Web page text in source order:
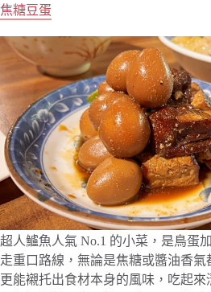
焦糖豆蛋
超人鱸魚人氣 No.1 的小菜，是鳥蛋
走重口路線，無論是焦糖或醬油香氣
更能襯托出食材本身的風味，吃起來